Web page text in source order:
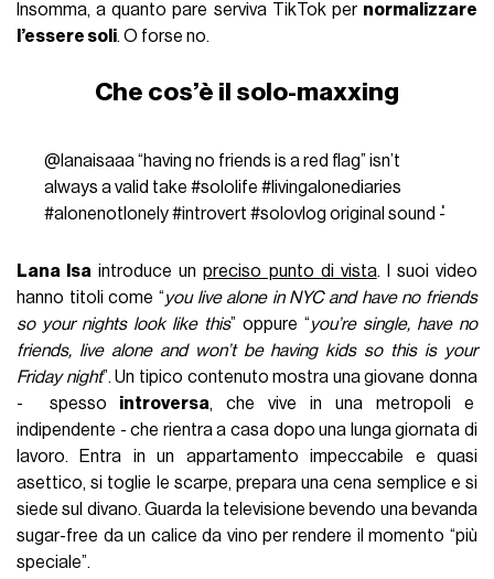
Insomma, a quanto pare serviva TikTok per normalizzare
l’essere soli. O forse no.
Che cos’è il solo-maxxing
@lanaisaaa“having no friends is a red flag” isn’t
always a valid take #sololife #livingalonediaries
#alonenotlonely#introvert #solovlog original sound - ່
Lana Isa introduce unpreciso punto di vista. I suoi video
hanno titoli come “you live alone in NYC and have no friends
so your nights look like this” oppure “you’re single, have no
friends, live alone and won’t be having kids so this is your
Friday night”. Un tipico contenuto mostra una giovane donna
- spesso introversa, che vive in una metropoli e
indipendente - che rientra a casa dopo una lunga giornata di
lavoro. Entra in un appartamento impeccabile e quasi
asettico, si toglie le scarpe, prepara una cena semplice e si
siede sul divano. Guarda la televisione bevendo una bevanda
sugar-free da un calice da vino per rendere il momento “più
speciale”.